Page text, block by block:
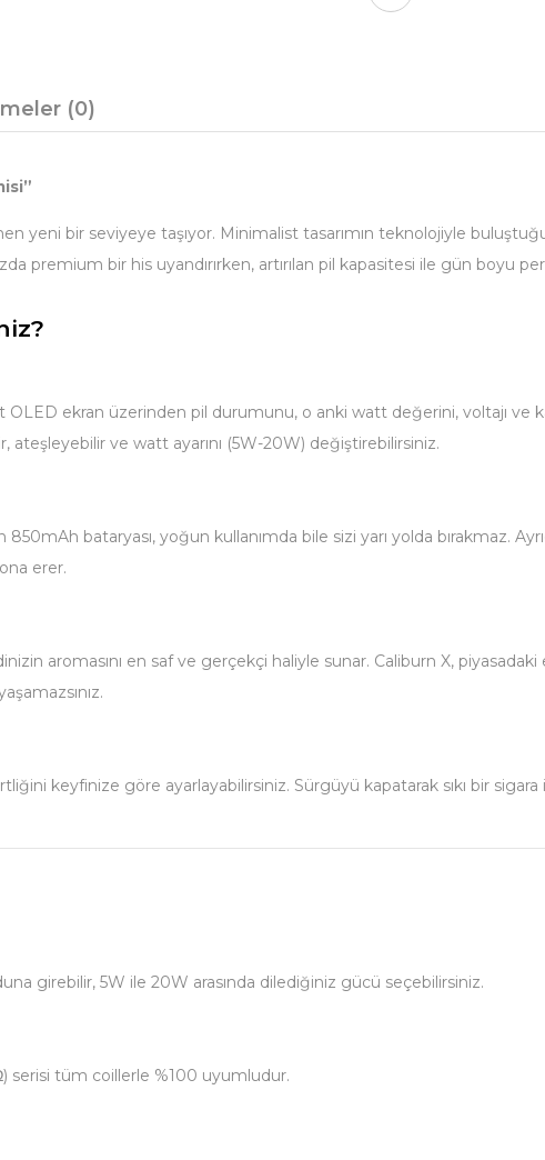
(0)
yeni bir seviyeye taşıyor. Minimalist tasarımın teknolojiyle
premium bir his uyandırırken, artırılan pil kapasitesi ile gün boyu
ekran üzerinden pil durumunu, o anki watt değerini, voltajı ve
ve watt ayarını (5W-20W) değiştirebilirsiniz.
bataryası, yoğun kullanımda bile sizi yarı yolda bırakmaz.
erer.
aromasını en saf ve gerçekçi haliyle sunar. Caliburn X,
keyfinize göre ayarlayabilirsiniz. Sürgüyü kapatarak sıkı bir
girebilir, 5W ile 20W arasında dilediğiniz gücü seçebilirsiniz.
serisi tüm coillerle %100 uyumludur.